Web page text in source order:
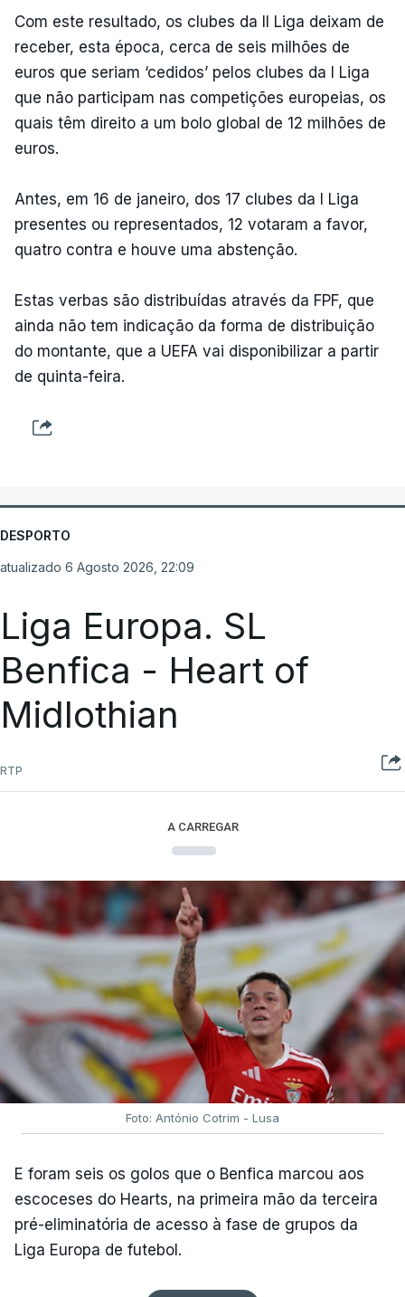
Com este resultado, os clubes da II Liga deixam de
receber, esta época, cerca de seis milhões de
euros que seriam ‘cedidos’ pelos clubes da I Liga
que não participam nas competições europeias, os
quais têm direito a um bolo global de 12 milhões de
euros.
Antes, em 16 de janeiro, dos 17 clubes da I Liga
presentes ou representados, 12 votaram a favor,
quatro contra e houve uma abstenção.
Estas verbas são distribuídas através da FPF, que
ainda não tem indicação da forma de distribuição
do montante, que a UEFA vai disponibilizar a partir
de quinta-feira.
DESPORTO
atualizado 6 Agosto 2026, 22:09
Liga Europa. SL
Benfica - Heart of
Midlothian
RTP
A CARREGAR
Foto: António Cotrim - Lusa
E foram seis os golos que o Benfica marcou aos
escoceses do Hearts, na primeira mão da terceira
pré-eliminatória de acesso à fase de grupos da
Liga Europa de futebol.